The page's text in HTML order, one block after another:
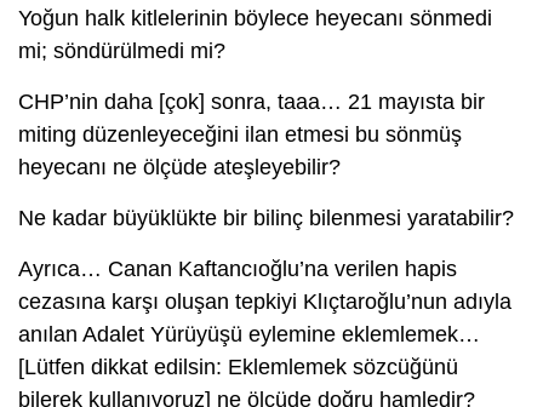
Yoğun halk kitlelerinin böylece heyecanı sönmedi
mi; söndürülmedi mi?
CHP’nin daha [çok] sonra, taaa… 21 mayısta bir
miting düzenleyeceğini ilan etmesi bu sönmüş
heyecanı ne ölçüde ateşleyebilir?
Ne kadar büyüklükte bir bilinç bilenmesi yaratabilir?
Ayrıca… Canan Kaftancıoğlu’na verilen hapis
cezasına karşı oluşan tepkiyi Klıçtaroğlu’nun adıyla
anılan Adalet Yürüyüşü eylemine eklemlemek…
[Lütfen dikkat edilsin: Eklemlemek sözcüğünü
bilerek kullanıyoruz] ne ölçüde doğru hamledir?